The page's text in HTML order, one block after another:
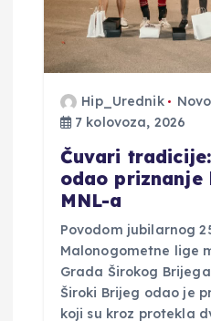
a
o
Hip_Urednik
7 kolovoza, 2026
Čuvari
odao priznanje
MNL-a
Povodom jubilarnog
Malonogometne lige
Grada Širokog
Široki Brijeg odao je
koji su kroz protekla